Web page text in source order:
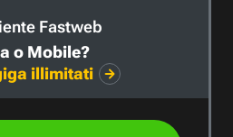
Fastweb
o Mobile?
illimitati